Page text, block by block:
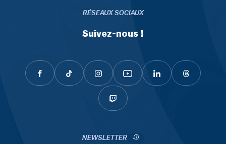
RÉSEAUX SOCIAUX
Suivez-nous !
NEWSLETTER